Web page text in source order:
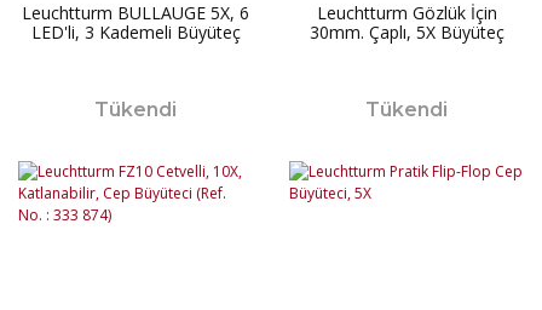
Leuchtturm BULLAUGE 5X, 6
LED'li, 3 Kademeli Büyüteç
Tükendi
Leuchtturm Gözlük İçin
30mm. Çaplı, 5X Büyüteç
Tükendi